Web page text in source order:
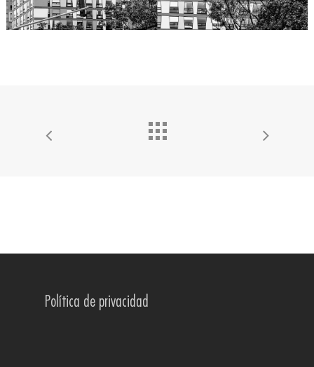
Política de privacidad